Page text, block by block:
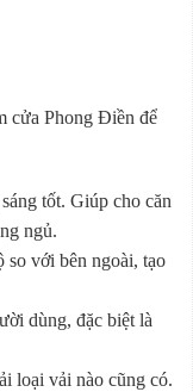
cửa Phong Điền để
tốt. Giúp cho căn
ngủ.
so với bên ngoài, tạo
dùng, đặc biệt là
loại vải nào cũng có.